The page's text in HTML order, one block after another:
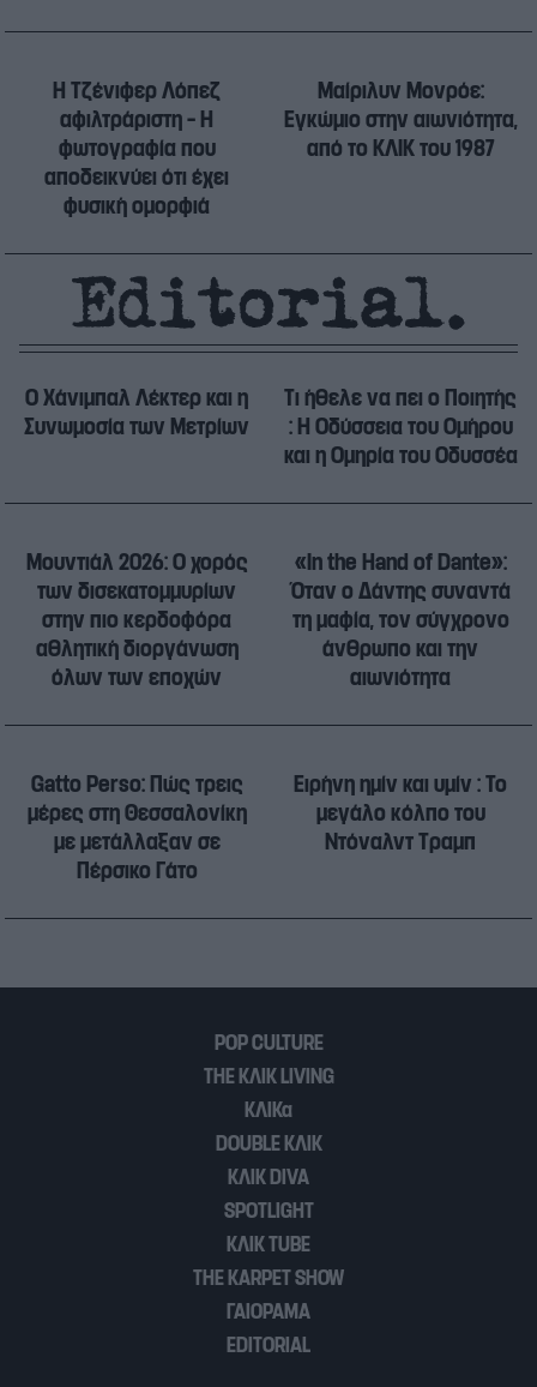
Η Τζένιφερ Λόπεζ
αφιλτράριστη – Η
φωτογραφία που
αποδεικνύει ότι έχει
φυσική ομορφιά
Μαίριλυν Μονρόε:
Εγκώμιο στην αιωνιότητα,
από το ΚΛΙΚ του 1987
Ο Χάνιμπαλ Λέκτερ και η
Συνωμοσία των Μετρίων
Tι ήθελε να πει ο Ποιητής
: Η Οδύσσεια του Ομήρου
και η Ομηρία του Οδυσσέα
Μουντιάλ 2026: Ο χορός
των δισεκατομμυρίων
στην πιο κερδοφόρα
αθλητική διοργάνωση
όλων των εποχών
«In the Hand of Dante»:
Όταν ο Δάντης συναντά
τη μαφία, τον σύγχρονο
άνθρωπο και την
αιωνιότητα
Gatto Perso: Πώς τρεις
μέρες στη Θεσσαλονίκη
με μετάλλαξαν σε
Πέρσικο Γάτο
Ειρήνη ημίν και υμίν : Το
μεγάλο κόλπο του
Ντόναλντ Τραμπ
POP CULTURE
THE ΚΛΙΚ LIVING
ΚΛΙΚα
DOUBLE ΚΛΙΚ
ΚΛΙΚ DIVA
SPOTLIGHT
ΚΛΙΚ TUBE
THE KARPET SHOW
ΓΑΙΟΡΑΜΑ
EDITORIAL